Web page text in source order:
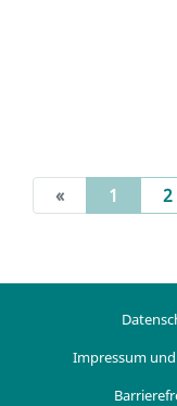
« 1 2
Impressum